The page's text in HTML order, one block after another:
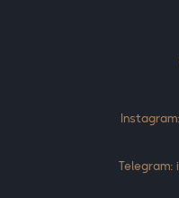
Telegram: